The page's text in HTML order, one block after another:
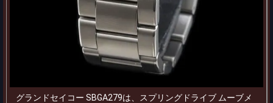
グランドセイコー SBGA279は、スプリングドライブ ムーブメ